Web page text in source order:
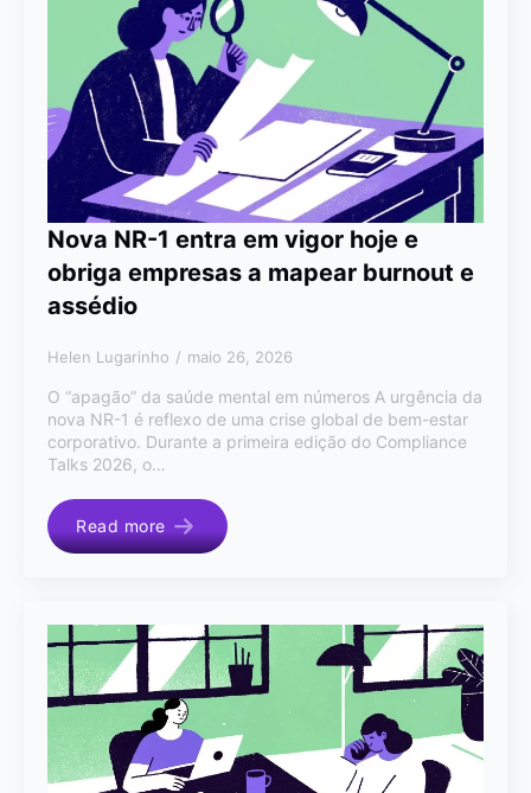
Nova NR-1 entra em vigor hoje e
obriga empresas a mapear burnout e
assédio
Helen Lugarinho maio 26, 2026
O “apagão” da saúde mental em números A urgência da
nova NR-1 é reflexo de uma crise global de bem-estar
corporativo. Durante a primeira edição do Compliance
Talks 2026, o…
Read more